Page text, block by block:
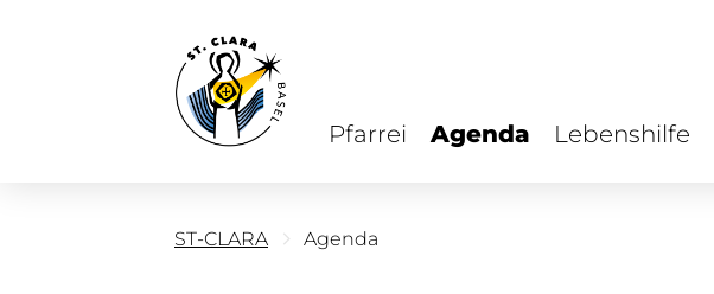
Pfarrei Agenda Lebenshilfe
ST-CLARA Agenda